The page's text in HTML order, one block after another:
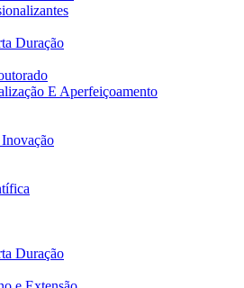
Duração
E Aperfeiçoamento
Duração